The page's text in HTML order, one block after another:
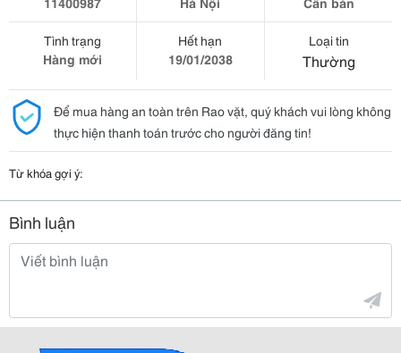
Tình trạng
Hàng mới
Hết hạn
19/01/2038
Loại tin
Thường
Để mua hàng an toàn trên Rao vặt, quý khách vui lòng không
thực hiện thanh toán trước cho người đăng tin!
Từ khóa gợi ý:
Bình luận